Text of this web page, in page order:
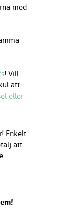
med
! Vill
att
eller
Enkelt
att